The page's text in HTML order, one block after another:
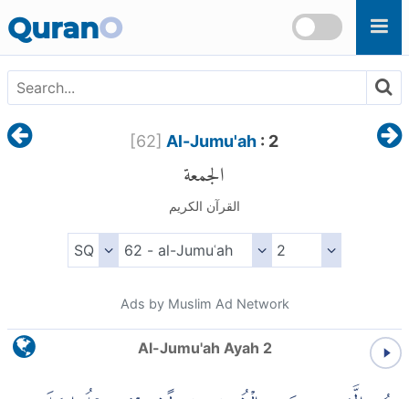
QuranO
[62] Al-Jumu'ah : 2
الجمعة
القرآن الكريم
Ads by Muslim Ad Network
Al-Jumu'ah Ayah 2